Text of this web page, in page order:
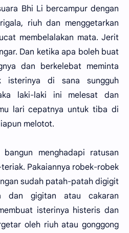
Bhi Li bercampur dengan
riuh dan menggetarkan
membelalakan mata. Jerit
Dan ketika apa boleh buat
dan berkelebat meminta
isterinya di sana sungguh
laki-laki ini melesat dan
lari cepatnya untuk tiba di
melotot.
menghadapi ratusan
Pakaiannya robek-robek
sudah patah-patah digigit
dan gigitan atau cakaran
isterinya histeris dan
oleh riuh atau gonggong